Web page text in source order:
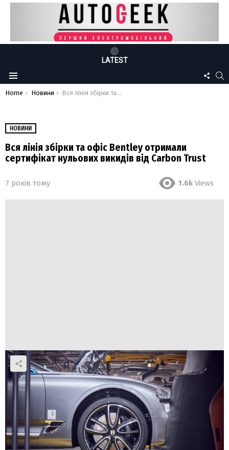
LATEST
Menu
US
You are here:
Home Новини Вся лінія збірки та офіс Bentley отримали сертифікат нульових викидів від Carbon Trust
НОВИНИ
Вся лінія збірки та офіс Bentley отримали
сертифікат нульових викидів від Carbon Trust
7 років тому 1.6k Views